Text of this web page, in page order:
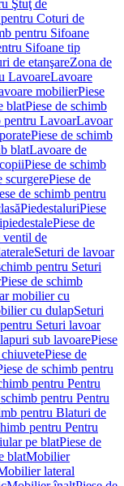
Ştuţ de
Coturi de
pentru Sifoane
Sifoane tip
de etanşareZona de
LavoareLavoare
mobilierPiese
blatPiese de schimb
pentru LavoarLavoar
Piese de schimb
blatLavoare de
Piese de schimb
scurgerePiese de
de schimb pentru
PiedestaluriPiese
Piese de
ventil de
Seturi de lavoar
pentru Seturi
Piese de schimb
mobilier cu
cu dulapSeturi
Seturi lavoar
sub lavoarePiese
Piese de
de schimb pentru
pentru Pentru
pentru Pentru
pentru Blaturi de
pentru Pentru
pe blatPiese de
blatMobilier
lateral